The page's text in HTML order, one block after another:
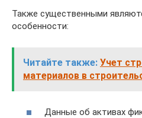
Также существенными
особенности:
Читайте также: Учет
материалов в
Данные об активах